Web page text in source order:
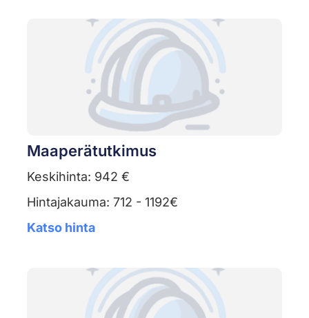
Maaperätutkimus
Keskihinta: 942 €
Hintajakauma: 712 - 1192€
Katso hinta